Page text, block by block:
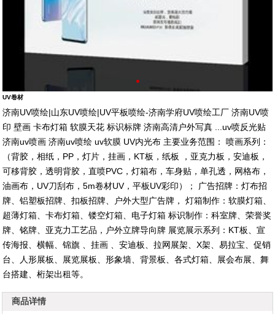
2 3 4 5 6
UV卷材
济南UV喷绘|山东UV喷绘|UV平板喷绘-济南学府UV喷绘工厂 济南UV喷
印 壁画 卡布灯箱 软膜天花 标识标牌 济南高清户外写真 ...uv喷反光贴
济南uv喷画 济南uv喷绘 uv软膜 UV内光布 主要业务范围： 喷画系列：
（背胶，相纸，PP，灯片，挂画，KT板，纸板 ，亚克力板，安迪板，
可移背胶，透明背胶，直喷PVC，灯箱布，车身贴，单孔透，网格布，
油画布，UV刀刮布，5m卷材UV，平板UV彩印）； 广告招牌：灯布招
牌、铝塑板招牌、扣板招牌、户外大型广告牌， 灯箱制作：软膜灯箱、
超薄灯箱、卡布灯箱、镂空灯箱、电子灯箱 标识制作：科室牌、荣誉奖
牌、铭牌、亚克力工艺品，户外立牌导向牌 展览展示系列：KT板、宣
传海报、横幅、锦旗 、挂画 、安迪板、拉网展架、X架、易拉宝、促销
台、人形展板、展览展板、形象墙、背景板、各式灯箱、展会布展、舞
台搭建、桁架出租等。
商品详情